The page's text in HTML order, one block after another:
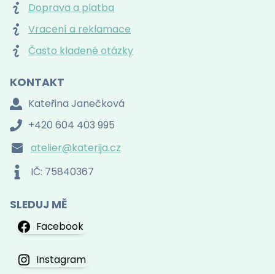
Doprava a platba
Vracení a reklamace
Často kladené otázky
KONTAKT
Kateřina Janečková
+420 604 403 995
atelier@katerija.cz
IČ: 75840367
SLEDUJ MĚ
Facebook
Instagram